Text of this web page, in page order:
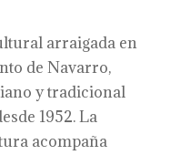
arraigada en
de Navarro,
y tradicional
1952. La
acompaña